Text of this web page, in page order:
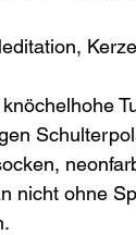
nicht ohne